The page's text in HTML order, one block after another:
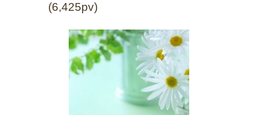
(6,425pv)